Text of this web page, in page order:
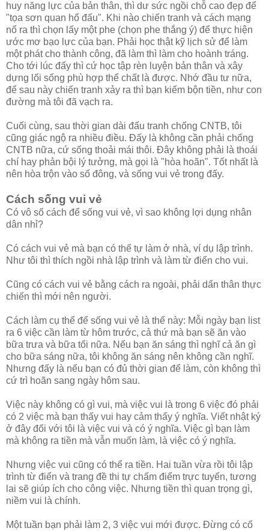
huy năng lực của bản thân, thì dư sức ngồi chỗ cao đẹp để
"tọa sơn quan hổ đấu". Khi nào chiến tranh và cách mạng
nổ ra thì chọn lấy một phe (chọn phe thắng ý) để thực hiện
ước mơ bạo lực của bạn. Phải học thật kỹ lịch sử để làm
một phát cho thành công, đã làm thì làm cho hoành tráng.
Cho tới lúc đấy thì cứ học tập rèn luyện bản thân và xây
dựng lối sống phù hợp thể chất là được. Nhớ đầu tư nữa,
để sau này chiến tranh xảy ra thì bạn kiếm bộn tiền, như con
đường mà tôi đã vạch ra.
Cuối cùng, sau thời gian dài đấu tranh chống CNTB, tôi
cũng giác ngộ ra nhiều điều. Đấy là không cần phải chống
CNTB nữa, cứ sống thoải mái thôi. Đây không phải là thoái
chí hay phản bội lý tưởng, mà gọi là "hòa hoãn". Tốt nhất là
nên hòa trộn vào số đông, và sống vui vẻ trong đấy.
Cách sống vui vẻ
Có vô số cách để sống vui vẻ, vì sao không lợi dụng nhân
dân nhỉ?
Có cách vui vẻ mà bạn có thể tự làm ở nhà, ví dụ lập trình.
Như tôi thì thích ngồi nhà lập trình và làm từ điển cho vui.
Cũng có cách vui vẻ bằng cách ra ngoài, phải dấn thân thực
chiến thì mới nên người.
Cách làm cụ thể để sống vui vẻ là thế này: Mỗi ngày bạn list
ra 6 việc cần làm từ hôm trước, cả thứ mà bạn sẽ ăn vào
bữa trưa và bữa tối nữa. Nếu bạn ăn sáng thì nghĩ cả ăn gì
cho bữa sáng nữa, tôi không ăn sáng nên không cần nghĩ.
Nhưng đấy là nếu bạn có đủ thời gian để làm, còn không thì
cứ trì hoãn sang ngày hôm sau.
Việc này không có gì vui, mà việc vui là trong 6 việc đó phải
có 2 việc mà bạn thấy vui hay cảm thấy ý nghĩa. Viết nhật ký
ở đây đối với tôi là việc vui và có ý nghĩa. Việc gì bạn làm
mà không ra tiền mà vẫn muốn làm, là việc có ý nghĩa.
Nhưng việc vui cũng có thể ra tiền. Hai tuần vừa rồi tôi lập
trình từ điển và trang đề thi tự chấm điểm trực tuyến, tương
lai sẽ giúp ích cho công việc. Nhưng tiền thì quan trọng gì,
niềm vui là chính.
Một tuần bạn phải làm 2, 3 việc vui mới được. Đừng có cố